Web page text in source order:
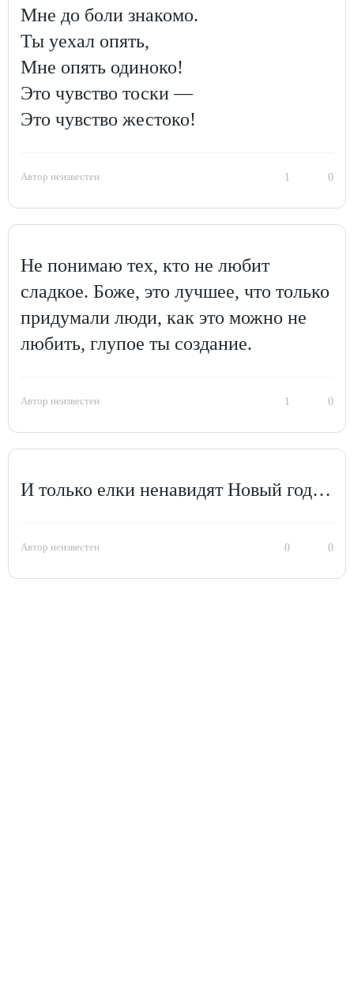
Мне до боли знакомо.
Ты уехал опять,
Мне опять одиноко!
Это чувство тоски —
Это чувство жестоко!
Автор неизвестен 1 0
Не понимаю тех, кто не любит
сладкое. Боже, это лучшее, что только
придумали люди, как это можно не
любить, глупое ты создание.
Автор неизвестен 1 0
И только елки ненавидят Новый год…
Автор неизвестен 0 0